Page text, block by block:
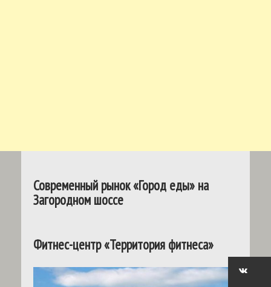
Современный рынок «Город еды» на
Загородном шоссе
Фитнес-центр «Территория фитнеса»